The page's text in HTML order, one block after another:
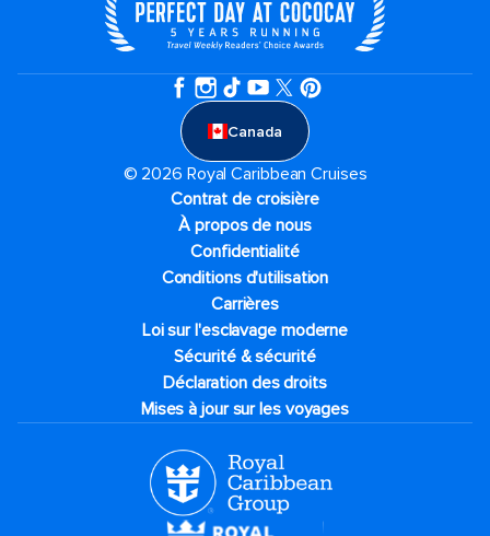
Canada
© 2026 Royal Caribbean Cruises
Contrat de croisière
À propos de nous
Confidentialité
Conditions d'utilisation
Carrières
Loi sur l'esclavage moderne
Sécurité & sécurité
Déclaration des droits
Mises à jour sur les voyages